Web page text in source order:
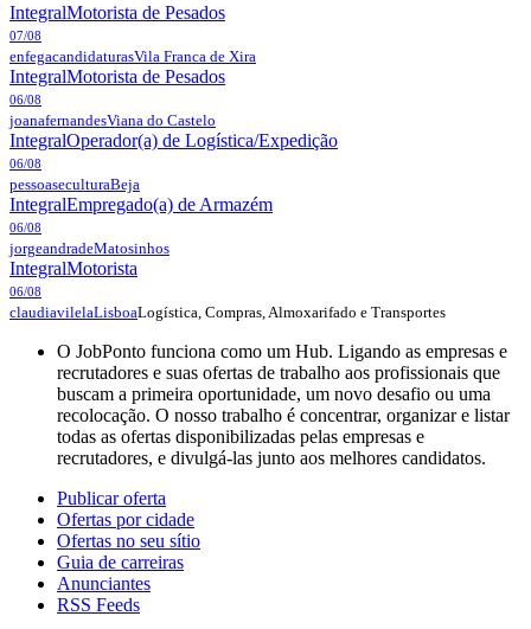
IntegralMotorista de Pesados
07/08
enfegacandidaturasVila Franca de Xira
IntegralMotorista de Pesados
06/08
joanafernandesViana do Castelo
IntegralOperador(a) de Logística/Expedição
06/08
pessoaseculturaBeja
IntegralEmpregado(a) de Armazém
06/08
jorgeandradeMatosinhos
IntegralMotorista
06/08
claudiavilelaLisboaLogística, Compras, Almoxarifado e Transportes
O JobPonto funciona como um Hub. Ligando as empresas e
recrutadores e suas ofertas de trabalho aos profissionais que
buscam a primeira oportunidade, um novo desafio ou uma
recolocação. O nosso trabalho é concentrar, organizar e listar
todas as ofertas disponibilizadas pelas empresas e
recrutadores, e divulgá-las junto aos melhores candidatos.
Publicar oferta
Ofertas por cidade
Ofertas no seu sítio
Guia de carreiras
Anunciantes
RSS Feeds